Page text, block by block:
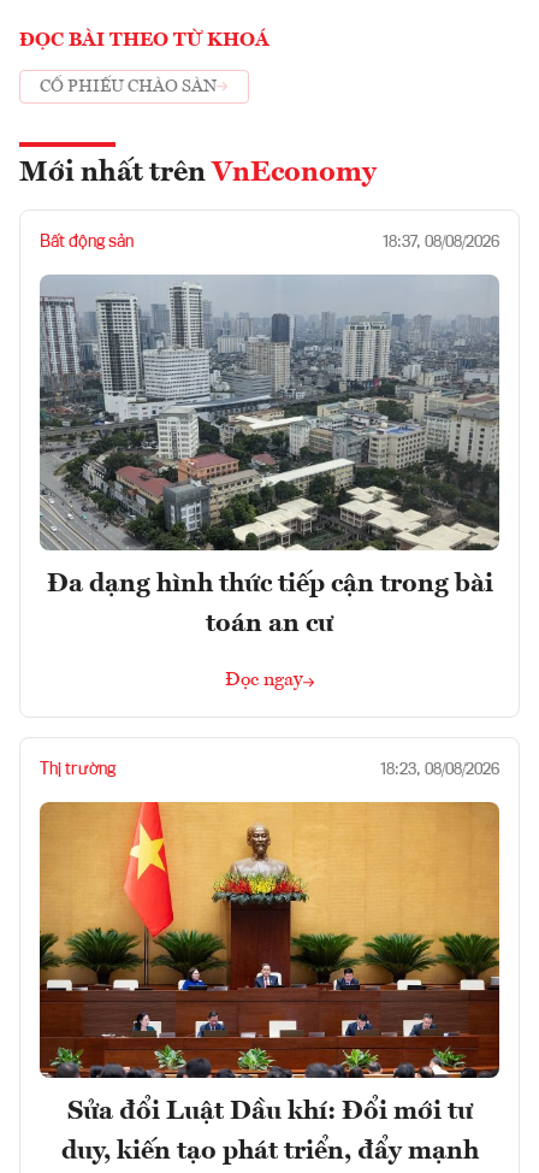
ĐỌC BÀI THEO TỪ KHOÁ
CỔ PHIẾU CHÀO SÀN
Mới nhất trên VnEconomy
Bất động sản 18:37, 08/08/2026
Đa dạng hình thức tiếp cận trong bài
toán an cư
Đọc ngay
Thị trường 18:23, 08/08/2026
Sửa đổi Luật Dầu khí: Đổi mới tư
duy, kiến tạo phát triển, đẩy mạnh